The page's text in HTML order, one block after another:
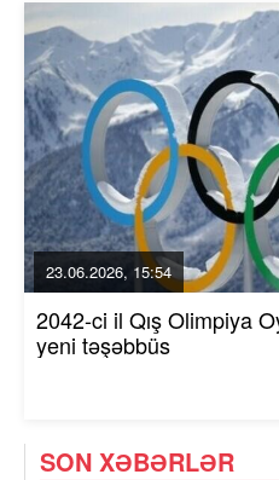
23.06.2026, 15:54
2042-ci il Qış Olimpiya
yeni təşəbbüs
SON XƏBƏRLƏR